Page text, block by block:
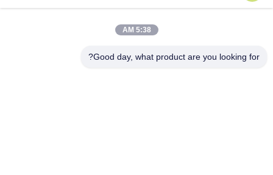
الصناعي لميزان المنصة / الميزان للشاحنات
5:38 AM
Good day, what product are you looking for?